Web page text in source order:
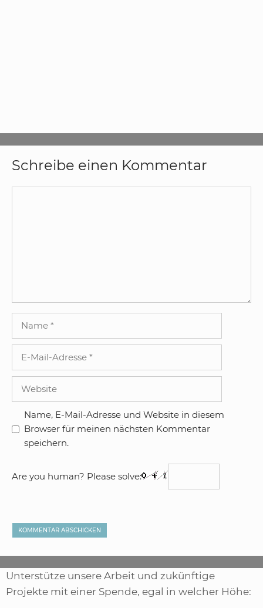
Schreibe einen Kommentar
Adresse
Name, E-Mail-Adresse und Website in diesem
Browser für meinen nächsten Kommentar
speichern.
Are you human? Please solve:
Unterstütze unsere Arbeit und zukünftige
Projekte mit einer Spende, egal in welcher Höhe: